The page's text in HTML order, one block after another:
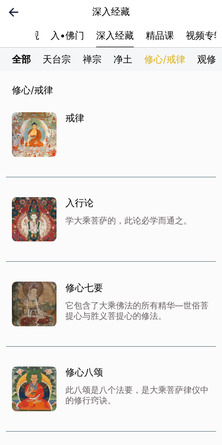
深入经藏
世界•观
入•佛门
深入经藏
全部
如来藏 天台宗 禅宗 净土 修心/戒律 观修
精品课 视频专
修心/戒律
戒律
入行论
学大乘菩萨的，此论必学而通之。
修心七要
它包含了大乘佛法的所有精华—世俗菩
提心与胜义菩提心的修法。
修心八颂
此八颂是八个法要，是大乘菩萨律仪中
的修行窍诀。